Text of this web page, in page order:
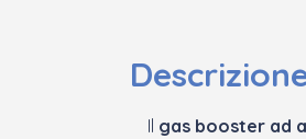
Il gas booster ad